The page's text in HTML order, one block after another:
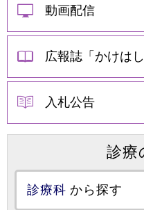
動画配信
広報誌「かけはし
入札公告
診療
診療科 から探す